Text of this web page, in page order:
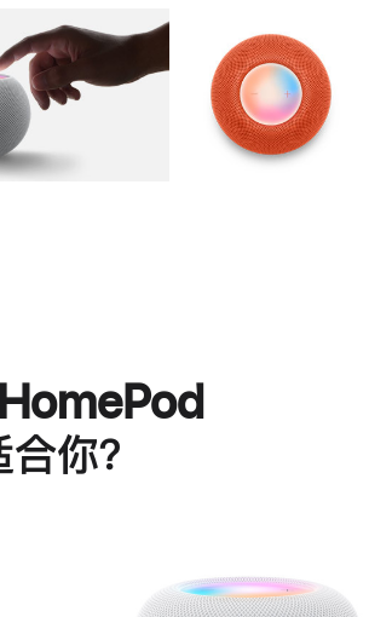
图库 图像 图库 图像
你？
进
一